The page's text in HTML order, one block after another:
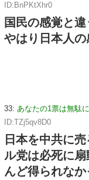
ID:BnPKtXhr0
国民の感覚と
やはり日本人
33: あなたの1票は無駄
ID:TZj5qv8D0
日本を中共に
ル党は必死に
んど得られな